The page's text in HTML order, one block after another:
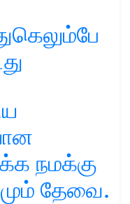
நமக்கு
தேவை.